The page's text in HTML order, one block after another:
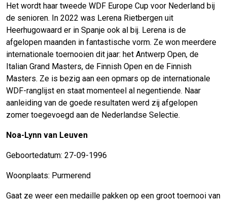
Het wordt haar tweede WDF Europe Cup voor Nederland bij
de senioren. In 2022 was Lerena Rietbergen uit
Heerhugowaard er in Spanje ook al bij. Lerena is de
afgelopen maanden in fantastische vorm. Ze won meerdere
internationale toernooien dit jaar: het Antwerp Open, de
Italian Grand Masters, de Finnish Open en de Finnish
Masters. Ze is bezig aan een opmars op de internationale
WDF-ranglijst en staat momenteel al negentiende. Naar
aanleiding van de goede resultaten werd zij afgelopen
zomer toegevoegd aan de Nederlandse Selectie.
Noa-Lynn van Leuven
Geboortedatum: 27-09-1996
Woonplaats: Purmerend
Gaat ze weer een medaille pakken op een groot toernooi van